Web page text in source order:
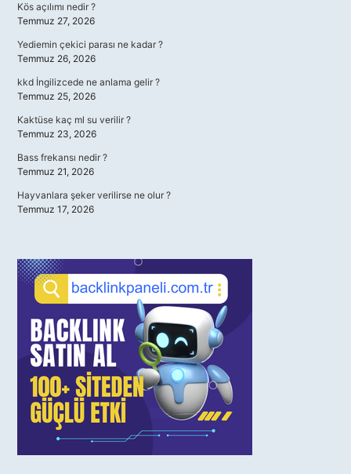
Kös açılımı nedir ?
Temmuz 27, 2026
Yediemin çekici parası ne kadar ?
Temmuz 26, 2026
kkd İngilizcede ne anlama gelir ?
Temmuz 25, 2026
Kaktüse kaç ml su verilir ?
Temmuz 23, 2026
Bass frekansı nedir ?
Temmuz 21, 2026
Hayvanlara şeker verilirse ne olur ?
Temmuz 17, 2026